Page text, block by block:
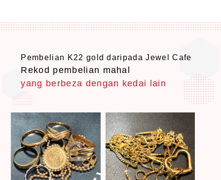
Pembelian K22 gold daripada Jewel Cafe
Rekod pembelian mahal
yang berbeza dengan kedai lain